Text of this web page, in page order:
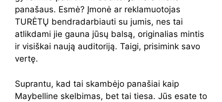
panašaus. Esmė? Įmonė ar reklamuotojas
TURĖTŲ bendradarbiauti su jumis, nes tai
atlikdami jie gauna jūsų balsą, originalias mintis
ir visiškai naują auditoriją. Taigi, prisimink savo
vertę.
Suprantu, kad tai skambėjo panašiai kaip
Maybelline skelbimas, bet tai tiesa. Jūs esate to